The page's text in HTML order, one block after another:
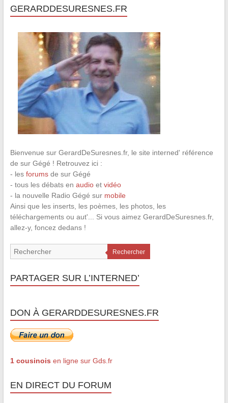
GERARDDESURESNES.FR
Bienvenue sur GerardDeSuresnes.fr, le site interned' référence
de sur Gégé ! Retrouvez ici :
- les forumsde sur Gégé
- tous les débats en audioet vidéo
- la nouvelle Radio Gégé sur mobile
Ainsi que les inserts, les poèmes, les photos, les
téléchargements ou aut'... Si vous aimez GerardDeSuresnes.fr,
allez-y, foncez dedans !
Rechercher
PARTAGER SUR L’INTERNED’
DON À GERARDDESURESNES.FR
1 cousinois en ligne sur Gds.fr
EN DIRECT DU FORUM